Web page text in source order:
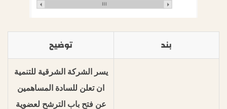
بند توضيح
يسر الشركة الشرقية للتنمية
ان تعلن للسادة المساهمين
عن فتح باب الترشح لعضوية